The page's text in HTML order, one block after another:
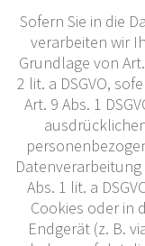
Sofern Sie in die
verarbeiten wir
Grundlage von
2 lit. a DSGVO,
Art. 9 Abs. 1
Abs. 1 lit. a
Cookies oder in
Endgerät (z. B.